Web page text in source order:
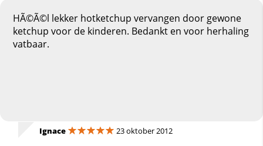
HÃ©Ã©l lekker hotketchup vervangen door gewone
ketchup voor de kinderen. Bedankt en voor herhaling
vatbaar.
Ignace 23 oktober 2012